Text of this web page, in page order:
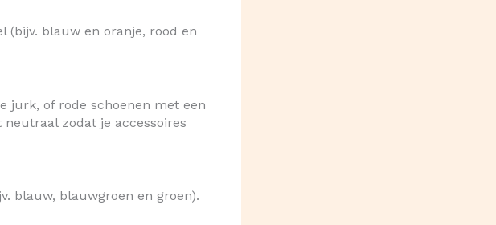
(bijv. blauw en oranje, rood en
jurk, of rode schoenen met een
zodat je accessoires
blauw, blauwgroen en groen).